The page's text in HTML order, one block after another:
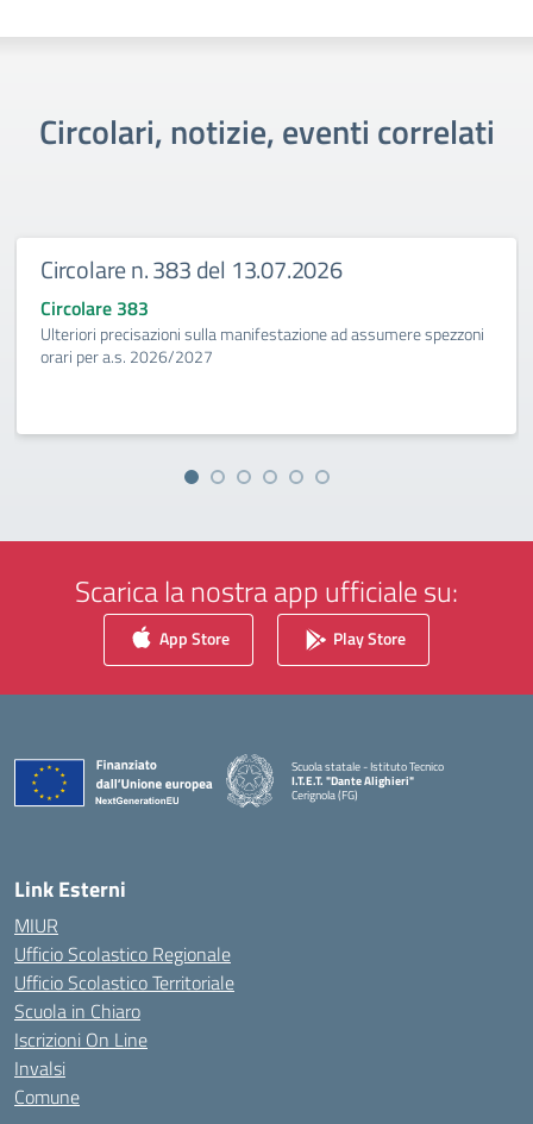
Circolari, notizie, eventi correlati
Circolare n. 383 del 13.07.2026
Circolare 383
Ulteriori precisazioni sulla manifestazione ad assumere spezzoni
orari per a.s. 2026/2027
Scarica la nostra app ufficiale su:
App Store Play Store
Scuola statale - Istituto Tecnico
I.T.E.T. "Dante Alighieri"
Cerignola (FG)
— Visita la pagina iniziale della scuola
Link Esterni
MIUR
Ufficio Scolastico Regionale
Ufficio Scolastico Territoriale
Scuola in Chiaro
Iscrizioni On Line
Invalsi
Comune